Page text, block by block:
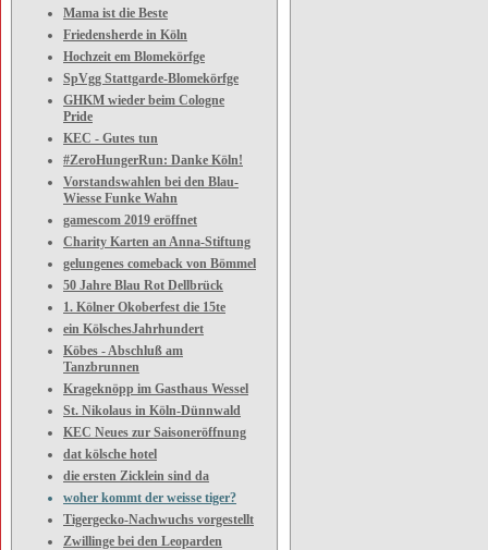
Mama ist die Beste
Friedensherde in Köln
Hochzeit em Blomekörfge
SpVgg Stattgarde-Blomekörfge
GHKM wieder beim Cologne
Pride
KEC - Gutes tun
#ZeroHungerRun: Danke Köln!
Vorstandswahlen bei den Blau-
Wiesse Funke Wahn
gamescom 2019 eröffnet
Charity Karten an Anna-Stiftung
gelungenes comeback von Bömmel
50 Jahre Blau Rot Dellbrück
1. Kölner Okoberfest die 15te
ein KölschesJahrhundert
Köbes - Abschluß am
Tanzbrunnen
Krageknöpp im Gasthaus Wessel
St. Nikolaus in Köln-Dünnwald
KEC Neues zur Saisoneröffnung
dat kölsche hotel
die ersten Zicklein sind da
woher kommt der weisse tiger?
Tigergecko-Nachwuchs vorgestellt
Zwillinge bei den Leoparden